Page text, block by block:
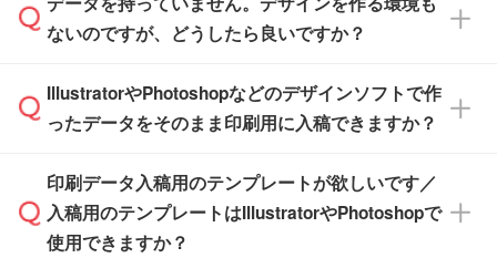
ル」に注文予定日をご入力いただくと、おおよ
その締切日や出荷目安をご確認いただけます。
品が決まりましたらお早めのご発注をお願いい
たします。
※土日祝日を除く営業日換算です。
※沖縄・離島は追加日数がかかります。
【個包装なし】 個包装がされていない状態で
※化粧箱から白箱への入れ替えや、オリジナル
箱の作成は原則承っておりません。
ないのですが、どうしたら良いですか？
無料の「デザインシミュレーター」を使えば、
PCやスマホから簡単にデザインを作成できま
ザインソフトがなくても安心です。
また、「データ作成サービス
IllustratorやPhotoshopなどのデザインソフトで作
ったデータをそのまま印刷用に入稿できますか？
IllustratorやPhotoshop、CLIP STUDIOなどのデ
ザインソフトでこだわりのデザインを作成した
い方は、完全データ入稿
印刷データ入稿用のテンプレートが欲しいです／
入稿用のテンプレートはIllustratorやPhotoshopで
使用できますか？